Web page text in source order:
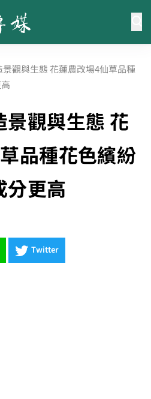
觀與生態 花蓮農改場4仙草品種
觀與生態 花
品種花色繽紛
更高
Twitter